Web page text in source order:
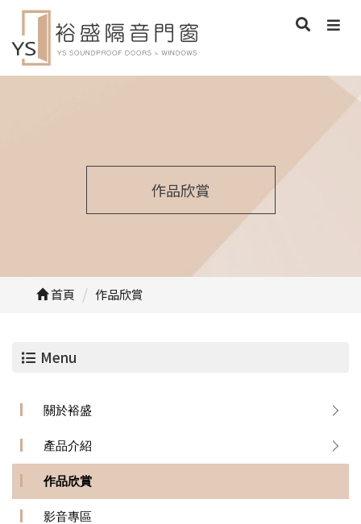
作品欣賞
首頁 作品欣賞
Menu
關於裕盛
產品介紹
作品欣賞
影音專區